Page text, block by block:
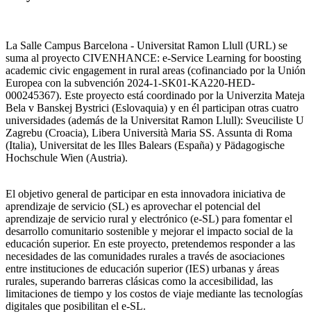
La Salle Campus Barcelona - Universitat Ramon Llull (URL) se
suma al proyecto CIVENHANCE: e-Service Learning for boosting
academic civic engagement in rural areas (cofinanciado por la Unión
Europea con la subvención 2024-1-SK01-KA220-HED-
000245367). Este proyecto está coordinado por la Univerzita Mateja
Bela v Banskej Bystrici (Eslovaquia) y en él participan otras cuatro
universidades (además de la Universitat Ramon Llull): Sveuciliste U
Zagrebu (Croacia), Libera Università Maria SS. Assunta di Roma
(Italia), Universitat de les Illes Balears (España) y Pädagogische
Hochschule Wien (Austria).
El objetivo general de participar en esta innovadora iniciativa de
aprendizaje de servicio (SL) es aprovechar el potencial del
aprendizaje de servicio rural y electrónico (e-SL) para fomentar el
desarrollo comunitario sostenible y mejorar el impacto social de la
educación superior. En este proyecto, pretendemos responder a las
necesidades de las comunidades rurales a través de asociaciones
entre instituciones de educación superior (IES) urbanas y áreas
rurales, superando barreras clásicas como la accesibilidad, las
limitaciones de tiempo y los costos de viaje mediante las tecnologías
digitales que posibilitan el e-SL.